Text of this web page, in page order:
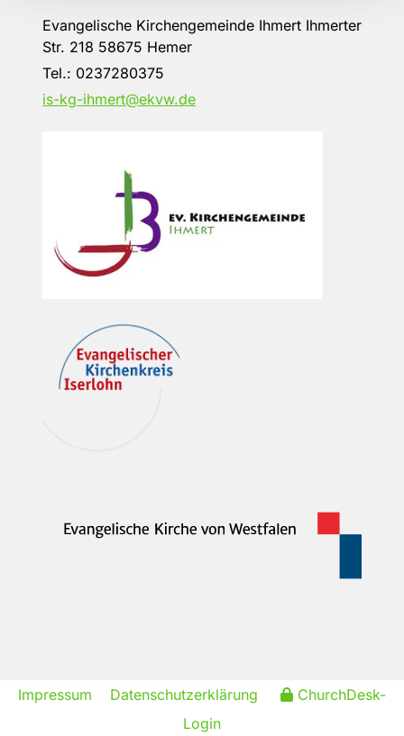
Evangelische Kirchengemeinde Ihmert Ihmerter
Str. 218 58675 Hemer
Tel.: 0237280375
is-kg-ihmert@ekvw.de
Impressum Datenschutzerklärung
ChurchDesk-
Login